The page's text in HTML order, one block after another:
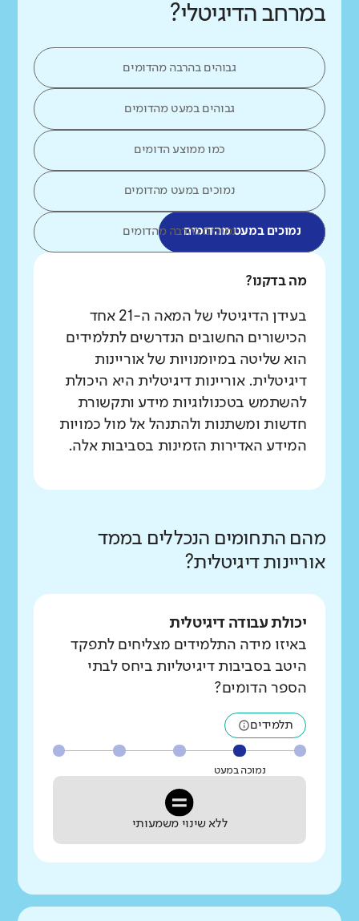
במרחב הדיגיטלי?
גבוהים בהרבה מהדומים
גבוהים במעט מהדומים
כמו ממוצע הדומים
נמוכים במעט מהדומים
נמוכים במעט מהדומיםנמוכים בהרבה מהדומים
מה בדקנו?
בעידן הדיגיטלי של המאה ה-21 אחד
הכישורים החשובים הנדרשים לתלמידים
הוא שליטה במיומנויות של אוריינות
דיגיטלית. אוריינות דיגיטלית היא היכולת
להשתמש בטכנולוגיות מידע ותקשורת
חדשות ומשתנות ולהתנהל אל מול כמויות
המידע האדירות הזמינות בסביבות אלה.
מהם התחומים הנכללים בממד
אוריינות דיגיטלית?
יכולת עבודה דיגיטלית
באיזו מידה התלמידים מצליחים לתפקד
היטב בסביבות דיגיטליות ביחס לבתי
הספר הדומים?
תלמידים
נמוכה במעט
ללא שינוי משמעותי